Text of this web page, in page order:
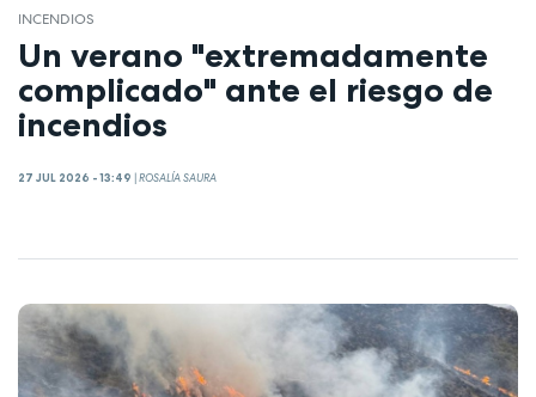
INCENDIOS
Un verano "extremadamente
complicado" ante el riesgo de
incendios
27 JUL 2026 - 13:49 |ROSALÍA SAURA